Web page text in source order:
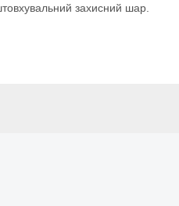
захисний шар.